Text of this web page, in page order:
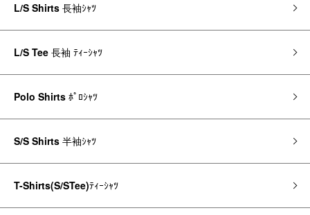
L/S Shirts 長袖ｼｬﾂ
L/S Tee 長袖 ﾃｨｰｼｬﾂ
Polo Shirts ﾎﾟﾛｼｬﾂ
S/S Shirts 半袖ｼｬﾂ
T-Shirts(S/STee)ﾃｨｰｼｬﾂ